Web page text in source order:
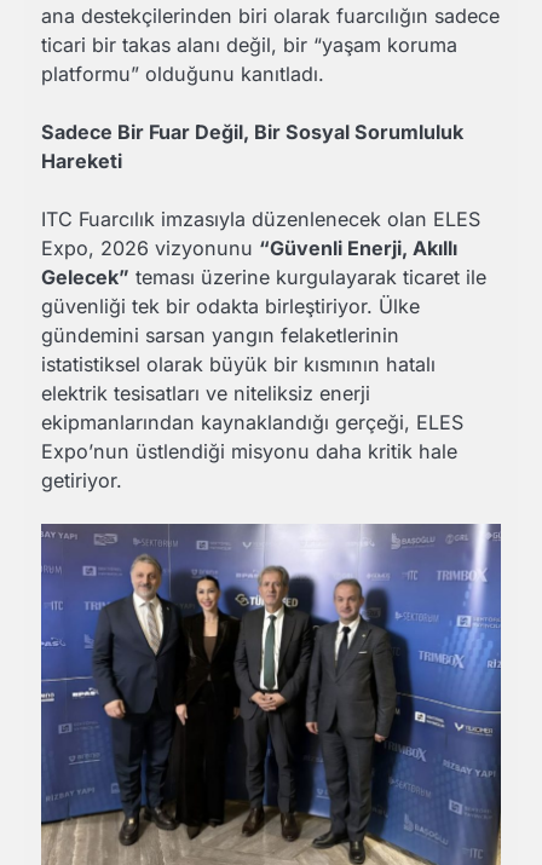
ana destekçilerinden biri olarak fuarcılığın sadece
ticari bir takas alanı değil, bir “yaşam koruma
platformu” olduğunu kanıtladı.
Sadece Bir Fuar Değil, Bir Sosyal Sorumluluk
Hareketi
ITC Fuarcılık imzasıyla düzenlenecek olan ELES
Expo, 2026 vizyonunu “Güvenli Enerji, Akıllı
Gelecek” teması üzerine kurgulayarak ticaret ile
güvenliği tek bir odakta birleştiriyor. Ülke
gündemini sarsan yangın felaketlerinin
istatistiksel olarak büyük bir kısmının hatalı
elektrik tesisatları ve niteliksiz enerji
ekipmanlarından kaynaklandığı gerçeği, ELES
Expo’nun üstlendiği misyonu daha kritik hale
getiriyor.